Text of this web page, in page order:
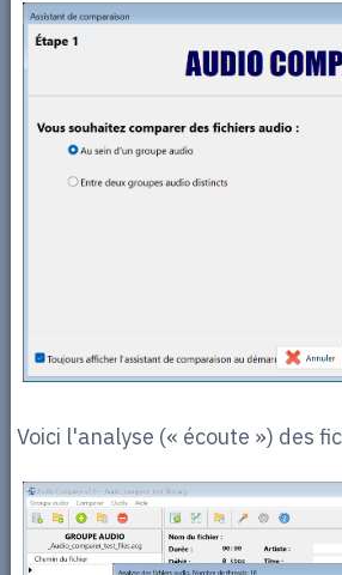
Voici l'analyse (« écoute ») des